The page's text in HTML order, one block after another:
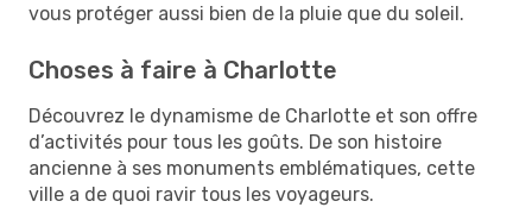
vous protéger aussi bien de la pluie que du soleil.
Choses à faire à Charlotte
Découvrez le dynamisme de Charlotte et son offre
d’activités pour tous les goûts. De son histoire
ancienne à ses monuments emblématiques, cette
ville a de quoi ravir tous les voyageurs.